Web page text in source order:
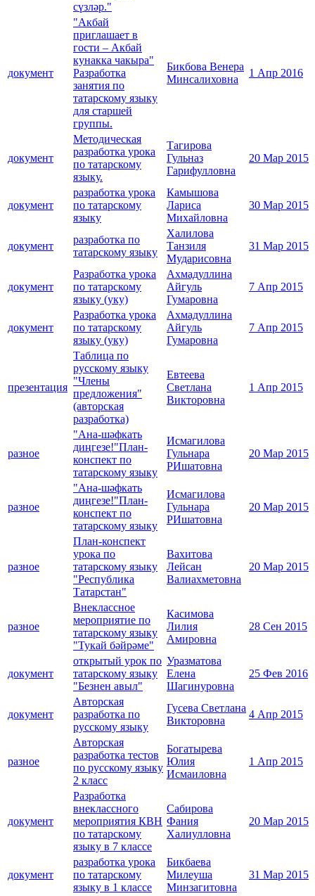
сүзләр."
документ
"Акбай
приглашает в
гости – Акбай
кунакка чакыра"
Разработка
занятия по
татарскому языку
для старшей
группы.
Бикбова Венера
Минсалиховна
1 Апр 2016
документ
Методическая
разработка урока
по татарскому
языку.
Тагирова
Гульназ
Гарифулловна
20 Мар 2015
документ
разработка урока
по татарскому
языку
Камышова
Лариса
Михайловна
30 Мар 2015
документ
разработка по
татарскому языку
Халилова
Танзиля
Мударисовна
31 Мар 2015
документ
Разработка урока
по татарскому
языку (уку)
Ахмадуллина
Айгуль
Гумаровна
7 Апр 2015
документ
Разработка урока
по татарскому
языку (уку)
Ахмадуллина
Айгуль
Гумаровна
7 Апр 2015
презентация
Таблица по
русскому языку
"Члены
предложения"
(авторская
разработка)
Евтеева
Светлана
Викторовна
1 Апр 2015
разное
"Ана-шәфкать
диңгезе!"План-
конспект по
татарскому языку
Исмагилова
Гульнара
РИшатовна
20 Мар 2015
разное
"Ана-шәфкать
диңгезе!"План-
конспект по
татарскому языку
Исмагилова
Гульнара
РИшатовна
20 Мар 2015
разное
План-конспект
урока по
татарскому языку
"Республика
Татарстан"
Вахитова
Лейсан
Валиахметовна
20 Мар 2015
разное
Внеклассное
мероприятие по
татарскому языку
"Тукай бәйрәме"
Касимова
Лилия
Амировна
28 Сен 2015
документ
открытый урок по
татарскому языку
"Безнен авыл"
Уразматова
Елена
Шагинуровна
25 Фев 2016
документ
Авторская
разработка по
русскому языку
Гусева Светлана
Викторовна
4 Апр 2015
разное
Авторская
разработка тестов
по русскому языку
2 класс
Богатырева
Юлия
Исмаиловна
1 Апр 2015
документ
Разработка
внеклассного
мероприятия КВН
по татарскому
языку в 7 классе
Сабирова
Фания
Халиулловна
20 Мар 2015
документ
разработка урока
по татарскому
языку в 1 классе
Бикбаева
Милеуша
Минзагитовна
31 Мар 2015